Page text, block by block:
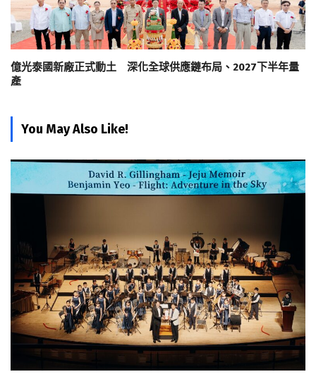
億光泰國新廠正式動土 深化全球供應鏈布局、2027下半年量
產
You May Also Like!